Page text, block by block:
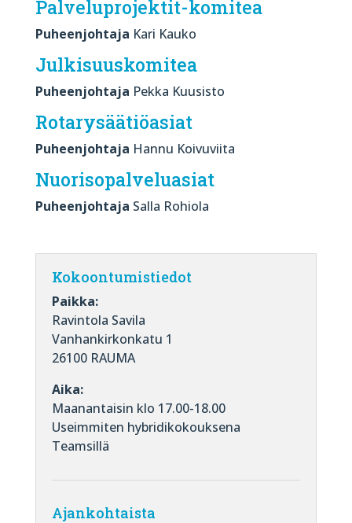
Palveluprojektit-komitea
Puheenjohtaja Kari Kauko
Julkisuuskomitea
Puheenjohtaja Pekka Kuusisto
Rotarysäätiöasiat
Puheenjohtaja Hannu Koivuviita
Nuorisopalveluasiat
Puheenjohtaja Salla Rohiola
Kokoontumistiedot
Paikka:
Ravintola Savila
Vanhankirkonkatu 1
26100 RAUMA
Aika:
Maanantaisin klo 17.00-18.00
Useimmiten hybridikokouksena
Teamsillä
Ajankohtaista